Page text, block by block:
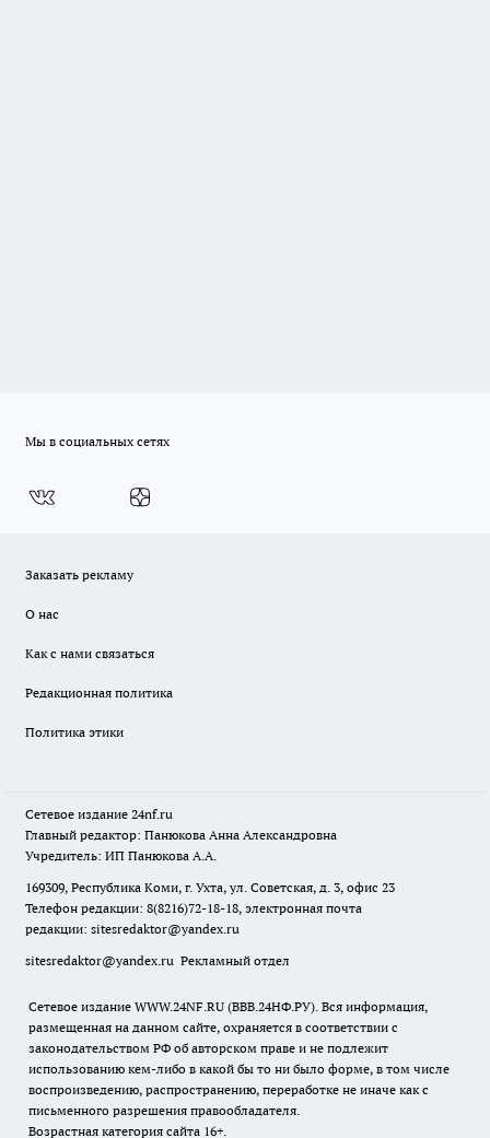
Мы в социальных сетях
Заказать рекламу
О нас
Как с нами связаться
Редакционная политика
Политика этики
Сетевое издание 24nf.ru
Главный редактор: Панюкова Анна Александровна
Учредитель: ИП Панюкова А.А.
169309, Республика Коми, г. Ухта, ул. Советская, д. 3, офис 23
Телефон редакции: 8(8216)72-18-18, электронная почта
редакции: sitesredaktor@yandex.ru
sitesredaktor@yandex.ru Рекламный отдел
Сетевое издание WWW.24NF.RU (ВВВ.24НФ.РУ). Вся информация,
размещенная на данном сайте, охраняется в соответствии с
законодательством РФ об авторском праве и не подлежит
использованию кем-либо в какой бы то ни было форме, в том числе
воспроизведению, распространению, переработке не иначе как с
письменного разрешения правообладателя.
Возрастная категория сайта 16+.